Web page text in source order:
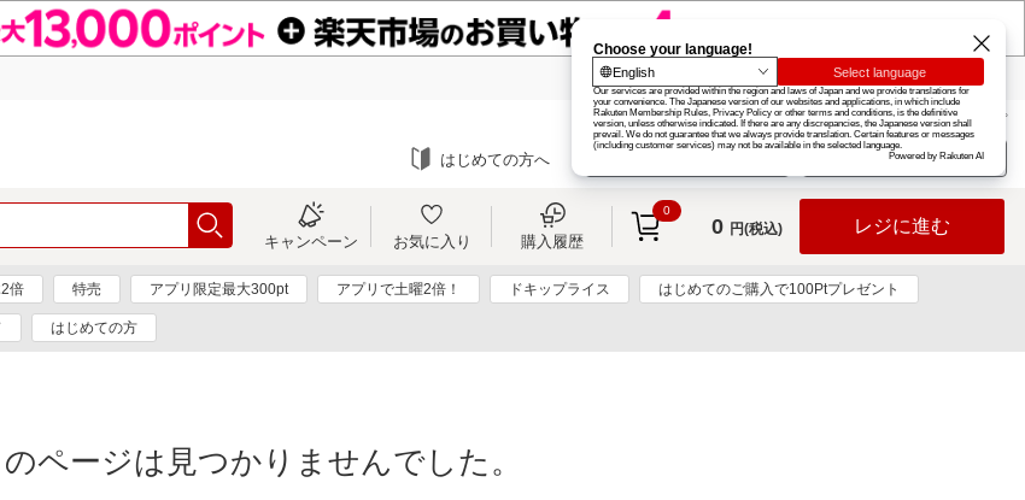
楽天グループ カード
お知らせ ヘルプ
はじめての方へ ログイン
キャンペーン お気に入り 購入履歴
0
0 円(税込) レジに進む
倍 特売 アプリ限定最大300pt アプリで土曜2倍！ ドキップライス はじめてのご購入で100Ptプレゼント
はじめての方
ページは見つかりませんでした。